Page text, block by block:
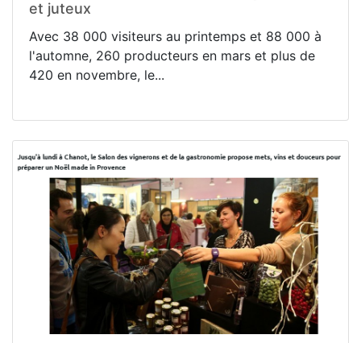
et juteux
Avec 38 000 visiteurs au printemps et 88 000 à
l'automne, 260 producteurs en mars et plus de
420 en novembre, le...